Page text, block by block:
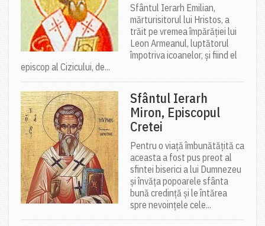
Sfântul Ierarh Emilian,
mărturisitorul lui Hristos, a
trăit pe vremea împărăției lui
Leon Armeanul, luptătorul
împotriva icoanelor, și fiind el
episcop al Cizicului, de...
Sfântul Ierarh
Miron, Episcopul
Cretei
Pentru o viață îmbunătățită ca
aceasta a fost pus preot al
sfintei biserici a lui Dumnezeu
și învăța popoarele sfânta
bună credință și le întărea
spre nevoințele cele...